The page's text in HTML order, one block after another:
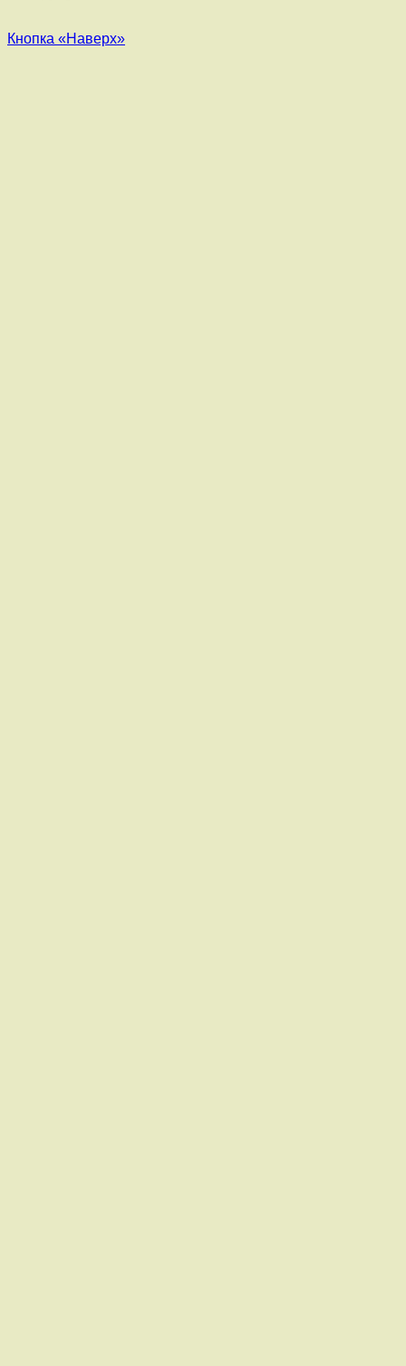
Кнопка «Наверх»